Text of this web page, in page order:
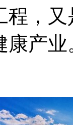
程，
康产业